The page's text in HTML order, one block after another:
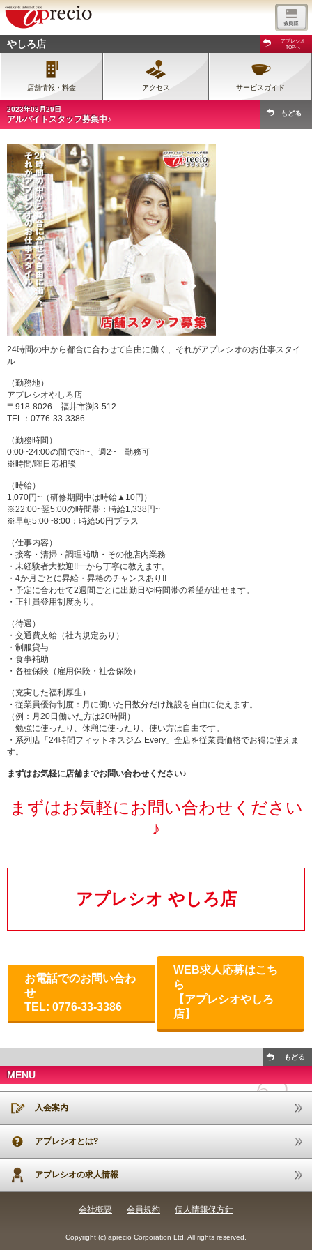
やしろ店
アプレシオ
TOPへ
店舗情報・料金 アクセス サービスガイド
2023年08月29日
アルバイトスタッフ募集中♪
もどる
24時間の中から都合に合わせて自由に働く、それがアプレシオのお仕事スタイ
ル
（勤務地）
アプレシオやしろ店
〒918-8026 福井市渕3-512
TEL：0776-33-3386
（勤務時間）
0:00~24:00の間で3h~、週2~ 勤務可
※時間/曜日応相談
（時給）
1,070円~（研修期間中は時給▲10円）
※22:00~翌5:00の時間帯：時給1,338円~
※早朝5:00~8:00：時給50円プラス
（仕事内容）
・接客・清掃・調理補助・その他店内業務
・未経験者大歓迎!!一から丁寧に教えます。
・4か月ごとに昇給・昇格のチャンスあり!!
・予定に合わせて2週間ごとに出勤日や時間帯の希望が出せます。
・正社員登用制度あり。
（待遇）
・交通費支給（社内規定あり）
・制服貸与
・食事補助
・各種保険（雇用保険・社会保険）
（充実した福利厚生）
・従業員優待制度：月に働いた日数分だけ施設を自由に使えます。
（例：月20日働いた方は20時間）
勉強に使ったり、休憩に使ったり、使い方は自由です。
・系列店「24時間フィットネスジム Every」全店を従業員価格でお得に使えま
す。
まずはお気軽に店舗までお問い合わせください♪
まずはお気軽にお問い合わせください
♪
アプレシオ やしろ店
お電話でのお問い合わ
せ
TEL: 0776-33-3386
WEB求人応募はこち
ら
【アプレシオやしろ
店】
もどる
MENU
入会案内
アプレシオとは?
アプレシオの求人情報
会社概要 会員規約 個人情報保方針
Copyright (c) aprecio Corporation Ltd. All rights reserved.